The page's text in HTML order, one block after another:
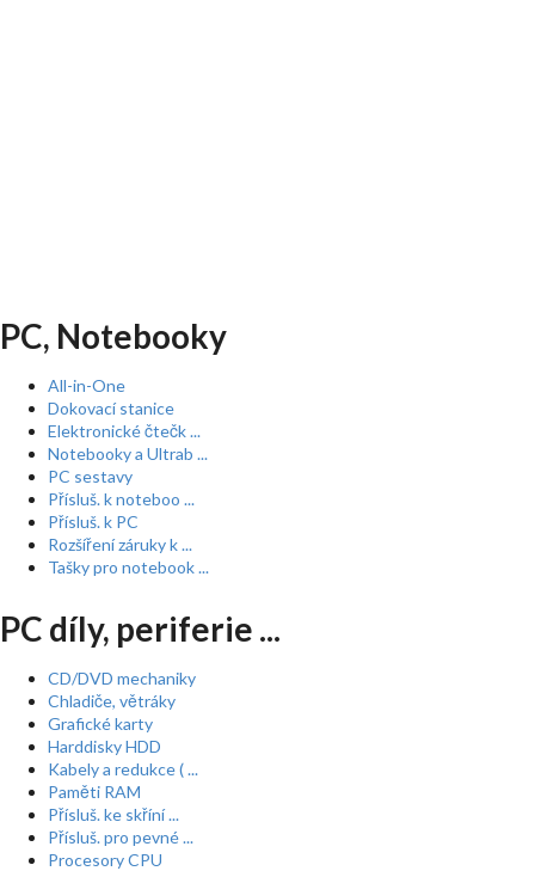
PC, Notebooky
All-in-One
Dokovací stanice
Elektronické čtečk ...
Notebooky a Ultrab ...
PC sestavy
Přísluš. k noteboo ...
Přísluš. k PC
Rozšíření záruky k ...
Tašky pro notebook ...
PC díly, periferie ...
CD/DVD mechaniky
Chladiče, větráky
Grafické karty
Harddisky HDD
Kabely a redukce ( ...
Paměti RAM
Přísluš. ke skříní ...
Přísluš. pro pevné ...
Procesory CPU